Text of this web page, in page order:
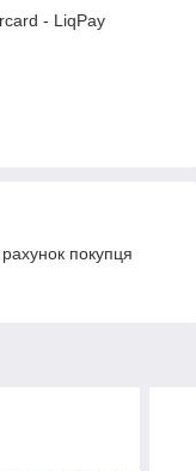
- LiqPay
покупця